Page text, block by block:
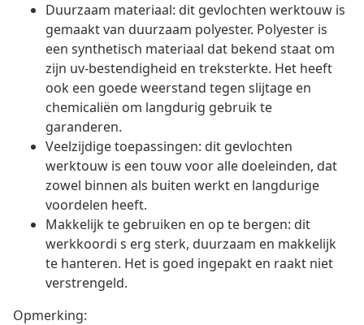
Duurzaam materiaal: dit gevlochten werktouw is
gemaakt van duurzaam polyester. Polyester is
een synthetisch materiaal dat bekend staat om
zijn uv-bestendigheid en treksterkte. Het heeft
ook een goede weerstand tegen slijtage en
chemicaliën om langdurig gebruik te
garanderen.
Veelzijdige toepassingen: dit gevlochten
werktouw is een touw voor alle doeleinden, dat
zowel binnen als buiten werkt en langdurige
voordelen heeft.
Makkelijk te gebruiken en op te bergen: dit
werkkoordi s erg sterk, duurzaam en makkelijk
te hanteren. Het is goed ingepakt en raakt niet
verstrengeld.
Opmerking: